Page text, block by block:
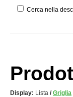
Cerca nella
Display: Lista / Griglia